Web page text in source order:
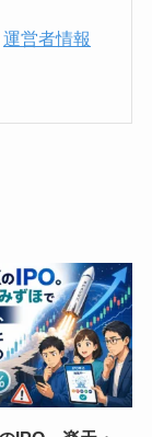
運営者情報